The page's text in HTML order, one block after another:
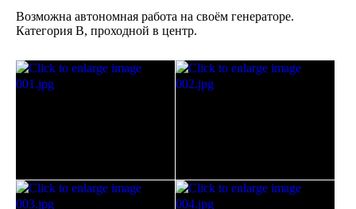
Возможна автономная работа на своём генераторе.
Категория В, проходной в центр.